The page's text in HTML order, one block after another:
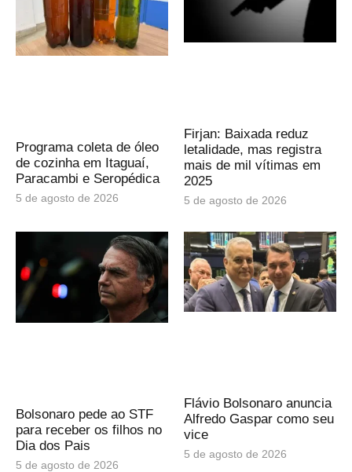
Programa coleta de óleo
de cozinha em Itaguaí,
Paracambi e Seropédica
5 de agosto de 2026
Firjan: Baixada reduz
letalidade, mas registra
mais de mil vítimas em
2025
5 de agosto de 2026
Bolsonaro pede ao STF
para receber os filhos no
Dia dos Pais
5 de agosto de 2026
Flávio Bolsonaro anuncia
Alfredo Gaspar como seu
vice
5 de agosto de 2026